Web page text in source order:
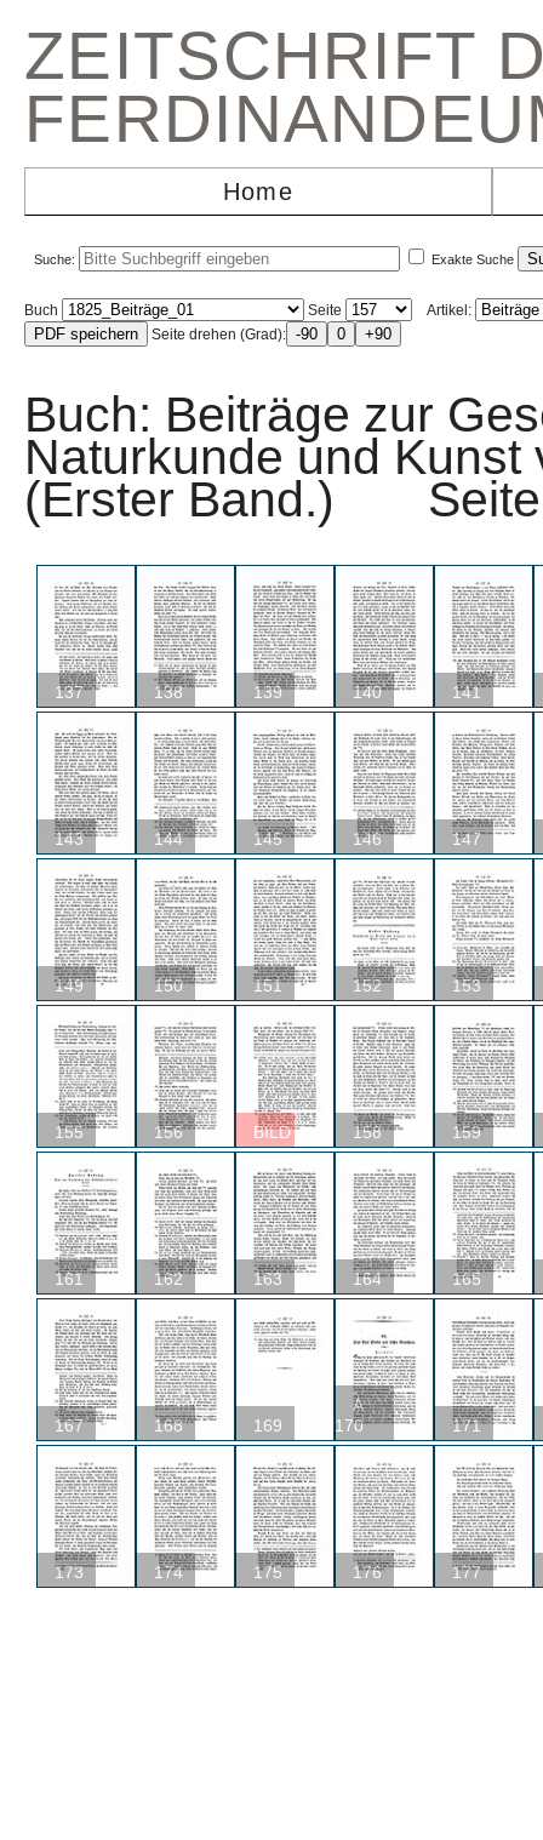
ZEITSCHRIFT
Home
Suche: Exakte Suche
Buch Seite
Artikel:
Seite drehen (Grad):
Buch: Beiträge zur
Naturkunde und Kunst
(Erster Band.)
137 138 139 140 141
143 144 145 146 147
149 150 151 152 153
155 156 BILD 158 159
161 162 163 164 165
167 168 169
A
170
171
173 174 175 176 177